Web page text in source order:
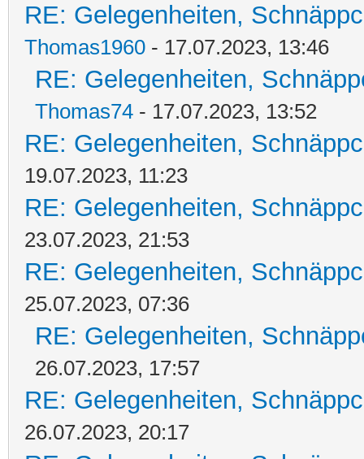
RE: Gelegenheiten,
Thomas1960 - 17.07.2023, 13:46
RE: Gelegenheiten,
Thomas74 - 17.07.2023, 13:52
RE: Gelegenheiten,
19.07.2023, 11:23
RE: Gelegenheiten,
23.07.2023, 21:53
RE: Gelegenheiten,
25.07.2023, 07:36
RE: Gelegenheiten,
26.07.2023, 17:57
RE: Gelegenheiten,
26.07.2023, 20:17